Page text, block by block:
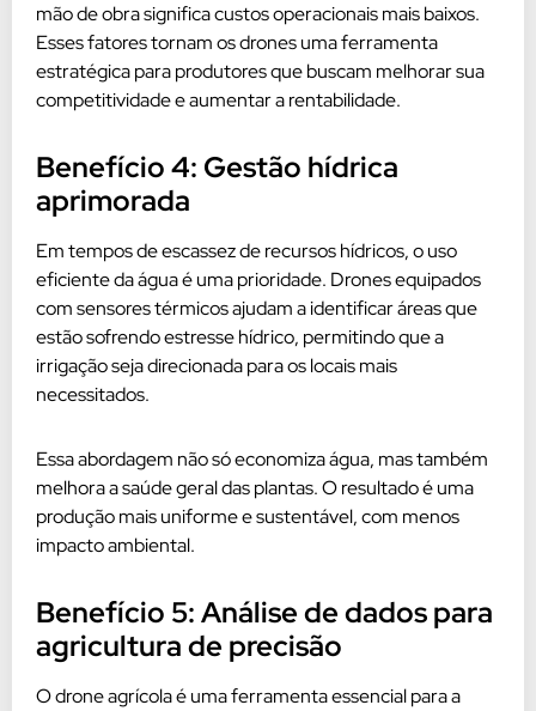
mão de obra significa custos operacionais mais baixos.
Esses fatores tornam os drones uma ferramenta
estratégica para produtores que buscam melhorar sua
competitividade e aumentar a rentabilidade.
Benefício 4: Gestão hídrica
aprimorada
Em tempos de escassez de recursos hídricos, o uso
eficiente da água é uma prioridade. Drones equipados
com sensores térmicos ajudam a identificar áreas que
estão sofrendo estresse hídrico, permitindo que a
irrigação seja direcionada para os locais mais
necessitados.
Essa abordagem não só economiza água, mas também
melhora a saúde geral das plantas. O resultado é uma
produção mais uniforme e sustentável, com menos
impacto ambiental.
Benefício 5: Análise de dados para
agricultura de precisão
O drone agrícola é uma ferramenta essencial para a